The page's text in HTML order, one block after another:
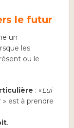
le futur
un
les
ou le
: «Lui
est à prendre
.